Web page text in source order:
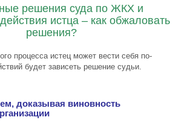
решения суда по ЖКХ и
истца – как обжаловать
решения?
процесса истец может вести себя по-
будет зависеть решение судьи.
доказывая виновность